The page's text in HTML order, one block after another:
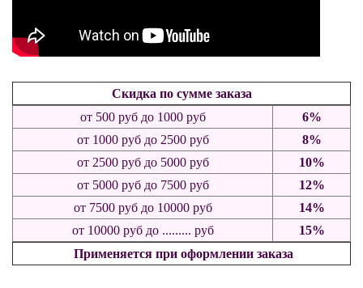
Скидка по сумме заказа
от 500 рубдо 1000 руб
6%
от 1000 рубдо 2500 руб
8%
от 2500 руб до 5000 руб
10%
от 5000 руб до 7500 руб
12%
от 7500 руб до 10000 руб
14%
от 10000 руб до ......... руб
15%
Применяется при оформлении заказа